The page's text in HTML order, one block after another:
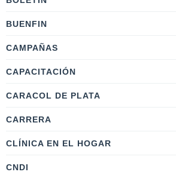
BUENFIN
CAMPAÑAS
CAPACITACIÓN
CARACOL DE PLATA
CARRERA
CLÍNICA EN EL HOGAR
CNDI